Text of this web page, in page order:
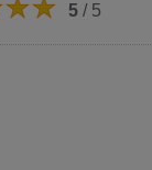
5 / 5